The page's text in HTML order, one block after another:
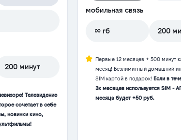
200 минут
Телевидение
сочетает в себе
новинки кино,
мобильная связь
∞ гб 200
Первые 12 месяцев + 500 минут
месяц! Безлимитный домашний
SIM картой в подарок! Если в
3х месяцев используется SIM -
месяца будет +50 руб.